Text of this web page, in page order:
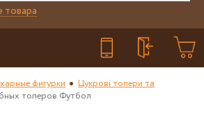
товара
фигурки
Цукрові топери та
топеров Футбол